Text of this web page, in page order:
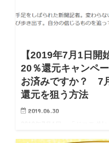
【2019年7月1日開
20％還元キャンペ
お済みですか？ 7
還元を狙う方法
2019.06.30